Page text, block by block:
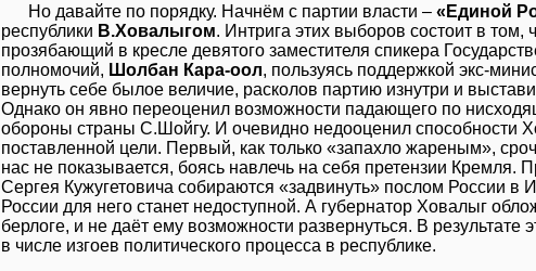
Но давайте по порядку. Начнём с партии власти – «Единой
республики В.Ховалыгом. Интрига этих выборов состоит в
прозябающий в кресле девятого заместителя спикера
полномочий, Шолбан Кара-оол, пользуясь поддержкой экс-
вернуть себе былое величие, расколов партию изнутри и
Однако он явно переоценил возможности падающего по
обороны страны С.Шойгу. И очевидно недооценил способности
поставленной цели. Первый, как только «запахло жареным»,
нас не показывается, боясь навлечь на себя претензии Кремля.
Сергея Кужугетовича собираются «задвинуть» послом России в
России для него станет недоступной. А губернатор Ховалыг
берлоге, и не даёт ему возможности развернуться. В результате
в числе изгоев политического процесса в республике.